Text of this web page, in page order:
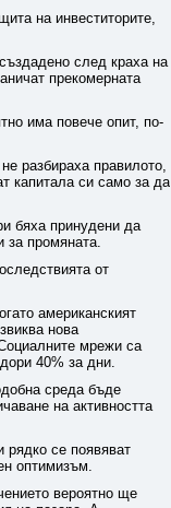
на инвеститорите,
след краха на
прекомерната
има повече опит, по-
разбираха правилото,
капитала си само за да
бяха принудени да
за промяната.
от
американският
нова
мрежи са
40% за дни.
среда бъде
на активността
рядко се появяват
оптимизъм.
вероятно ще